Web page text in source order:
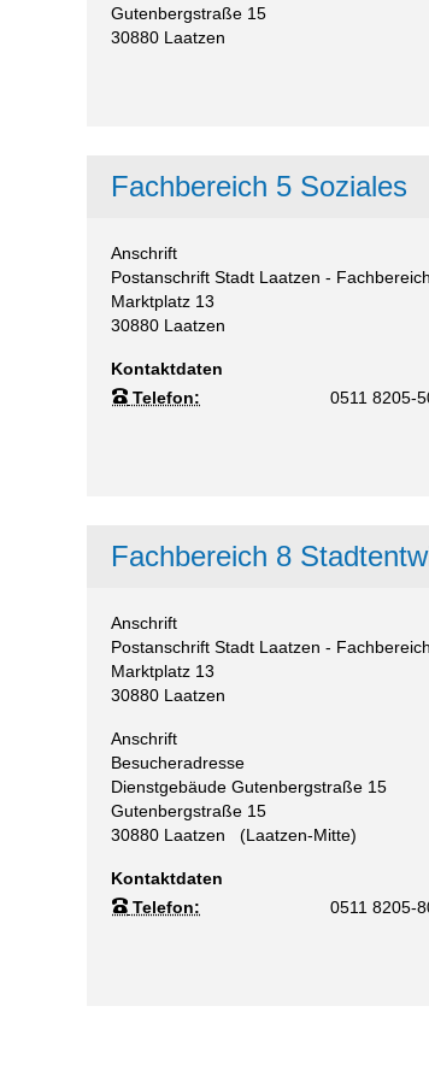
Gutenbergstraße 15
30880 Laatzen
Fachbereich 5 Soziales
Anschrift
Postanschrift Stadt Laatzen -
Marktplatz 13
30880 Laatzen
Kontaktdaten
Telefon:
0511 8205-
Fachbereich 8
Anschrift
Postanschrift Stadt Laatzen -
Marktplatz 13
30880 Laatzen
Anschrift
Besucheradresse
Dienstgebäude Gutenbergstraße 15
Gutenbergstraße 15
30880 Laatzen (Laatzen-Mitte)
Kontaktdaten
Telefon:
0511 8205-